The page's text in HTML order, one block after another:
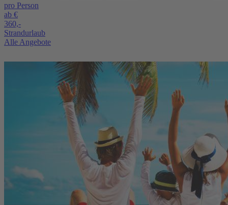
pro Person
ab €
360,-
Strandurlaub
Alle Angebote